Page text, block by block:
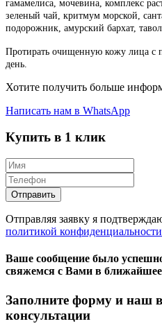
гамамелиса, мочевина, комплекс
зеленый чай, критмум морской,
подорожник, амурский бархат,
Протирать очищенную кожу лица с
день.
Хотите получить больше
Написать нам в WhatsApp
Купить в 1 клик
Отправляя заявку я
политикой конфиденциальности
Ваше сообщение было
свяжемся с Вами в
Заполните форму и наш
консультации